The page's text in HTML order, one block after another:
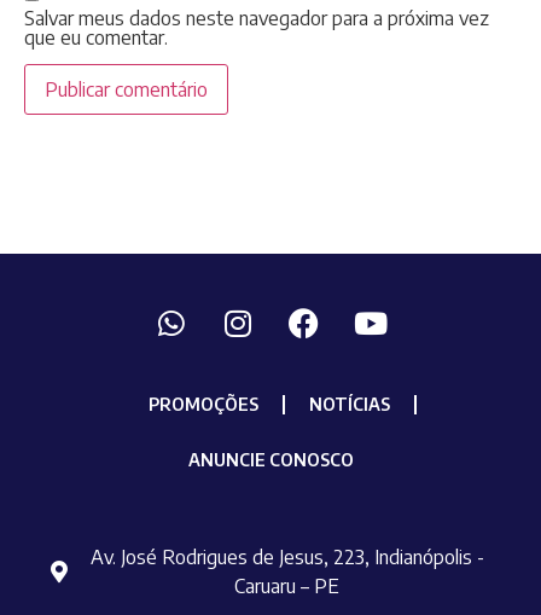
Salvar meus dados neste navegador para a próxima vez
que eu comentar.
PROMOÇÕES NOTÍCIAS
ANUNCIE CONOSCO
Av. José Rodrigues de Jesus, 223, Indianópolis -
Caruaru – PE